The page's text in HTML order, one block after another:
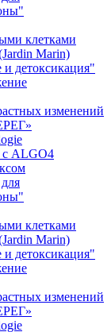
клетками
Marin)
детоксикация"
изменений
с ALGO4
клетками
Marin)
детоксикация"
изменений